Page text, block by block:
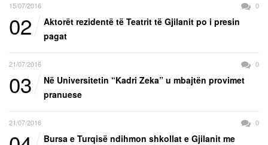
15/07/2016 0
02
Aktorët rezidentë të Teatrit të Gjilanit po i presin
pagat
21/07/2016 0
03
Në Universitetin “Kadri Zeka” u mbajtën provimet
pranuese
21/07/2016 0
Bursa e Turqisë ndihmon shkollat e Gjilanit me